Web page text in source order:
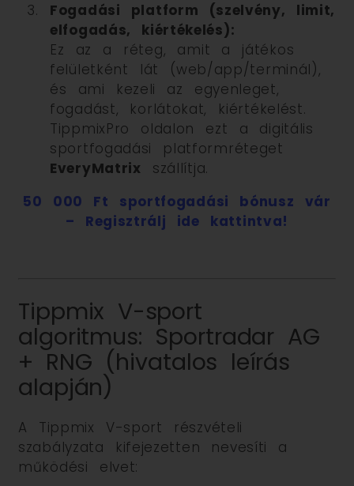
Fogadási platform (szelvény, limit,
elfogadás, kiértékelés):
Ez az a réteg, amit a játékos
felületként lát (web/app/terminál),
és ami kezeli az egyenleget,
fogadást, korlátokat, kiértékelést.
TippmixPro oldalon ezt a digitális
sportfogadási platformréteget
EveryMatrix szállítja.
50 000 Ft sportfogadási bónusz vár
– Regisztrálj ide kattintva!
Tippmix V-sport
algoritmus: Sportradar AG
+ RNG (hivatalos leírás
alapján)
A Tippmix V-sport részvételi
szabályzata kifejezetten nevesíti a
működési elvet: